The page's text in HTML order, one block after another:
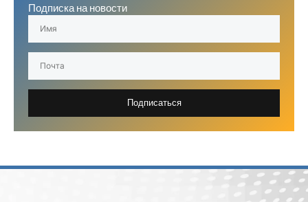
Подписка на новости
Подписаться